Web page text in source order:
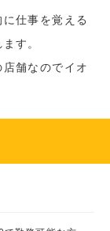
仕事を覚える
す。
舗なのでイオ